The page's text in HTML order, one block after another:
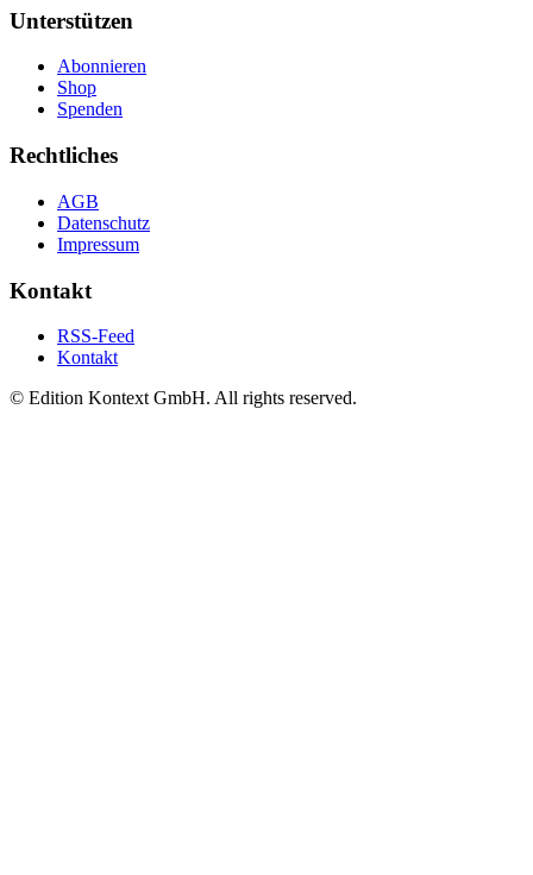
Unterstützen
Abonnieren
Shop
Spenden
Rechtliches
AGB
Datenschutz
Impressum
Kontakt
RSS-Feed
Kontakt
© Edition Kontext GmbH. All rights reserved.